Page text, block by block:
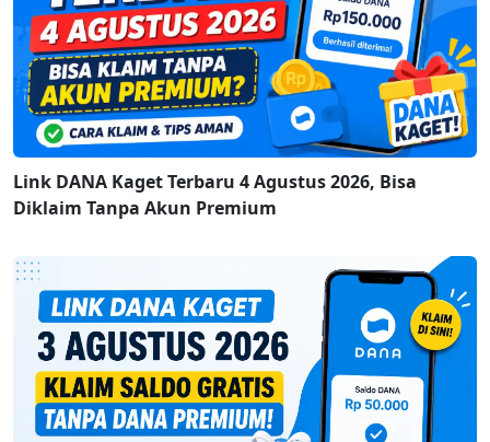
Link DANA Kaget Terbaru 4 Agustus 2026, Bisa
Diklaim Tanpa Akun Premium